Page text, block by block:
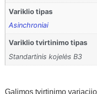
Variklio tipas
Asinchroniai
Variklio tvirtinimo tipas
Standartinis kojelės B3
Galimos tvirtinimo